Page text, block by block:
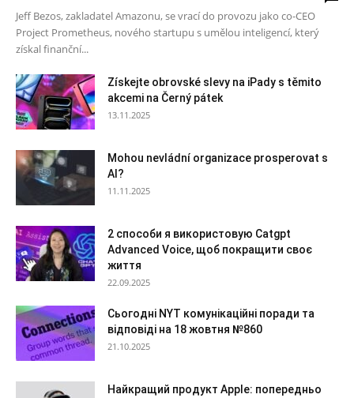
Jeff Bezos, zakladatel Amazonu, se vrací do provozu jako co-CEO
Project Prometheus, nového startupu s umělou inteligencí, který
získal finanční...
Získejte obrovské slevy na iPady s těmito
akcemi na Černý pátek
13.11.2025
Mohou nevládní organizace prosperovat s
AI?
11.11.2025
2 способи я використовую Catgpt
Advanced Voice, щоб покращити своє
життя
22.09.2025
Сьогодні NYT комунікаційні поради та
відповіді на 18 жовтня №860
21.10.2025
Найкращий продукт Apple: попередньо